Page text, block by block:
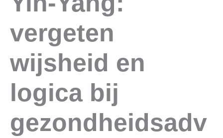
vergeten
wijsheid en
logica bij
gezondheidsadv